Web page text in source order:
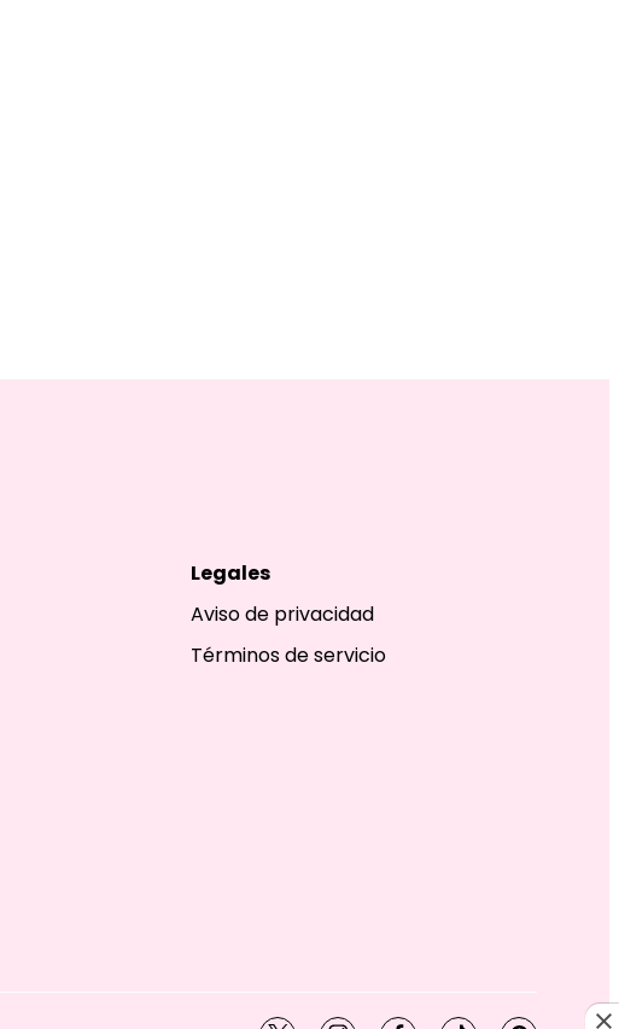
Legales
Aviso de privacidad
Términos de servicio